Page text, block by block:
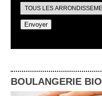
BOULANGERIE BIO